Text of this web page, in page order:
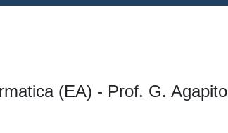
(EA) - Prof. G. Agapito